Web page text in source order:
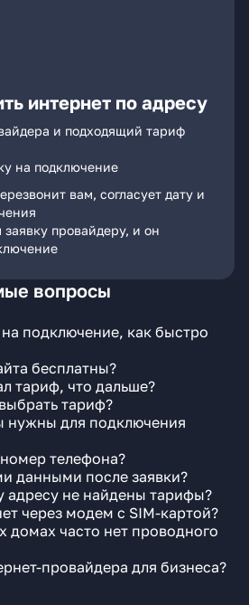
интернет по адресу
и подходящий тариф
на подключение
вам, согласует дату и
провайдеру, и он
вопросы
подключение, как быстро
бесплатны?
тариф, что дальше?
тариф?
нужны для подключения
телефона?
данными после заявки?
не найдены тарифы?
через модем с SIM-картой?
домах часто нет проводного
провайдера для бизнеса?